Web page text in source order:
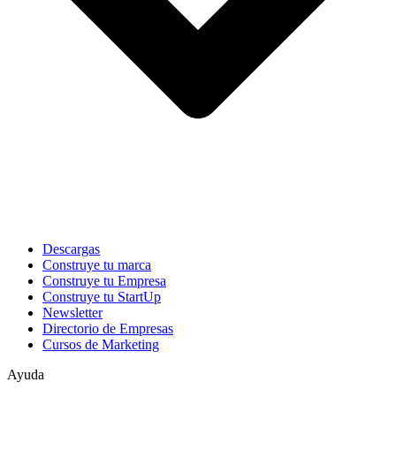
Descargas
Construye tu marca
Construye tu Empresa
Construye tu StartUp
Newsletter
Directorio de Empresas
Cursos de Marketing
Ayuda